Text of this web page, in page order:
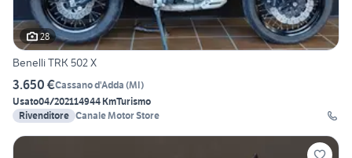
28
Benelli TRK 502 X
3.650 €Cassano d'Adda (MI)
Usato04/202114944 KmTurismo
Rivenditore Canale Motor Store